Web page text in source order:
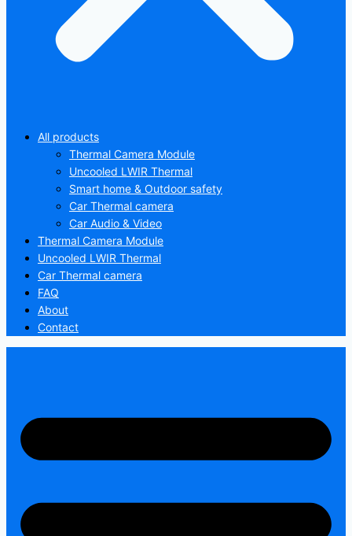
All products
Thermal Camera Module
Uncooled LWIR Thermal
Smart home & Outdoor safety
Car Thermal camera
Car Audio & Video
Thermal Camera Module
Uncooled LWIR Thermal
Car Thermal camera
FAQ
About
Contact